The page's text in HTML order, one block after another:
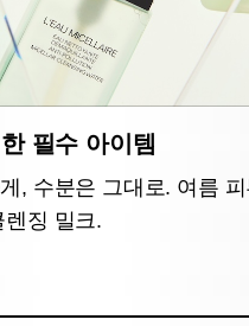
필수 아이템
, 수분은 그대로. 여름
징 밀크.